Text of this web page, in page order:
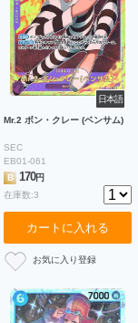
日本語
Mr.2 ボン・クレー (ベンサム)
SEC
EB01-061
B
170円
在庫数:3
カートに入れる